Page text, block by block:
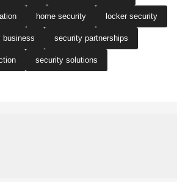
home security locker security
business security partnerships
security solutions